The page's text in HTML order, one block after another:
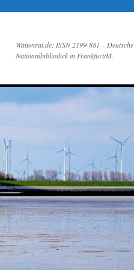
Wattenrat.de: ISSN 2199-881 – Deutsche
Nationalbibliothek in Frankfurt/M.